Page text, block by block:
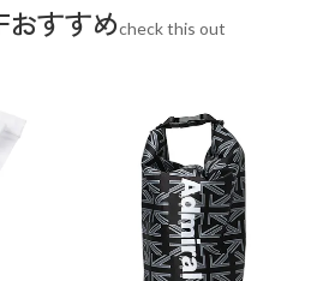
おすすめcheck this out